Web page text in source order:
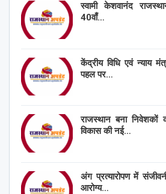
स्वामी केशवानंद
40वाँ…
केंद्रीय विधि एवं न्याय
पहल पर…
राजस्थान बना निवेशकों
विकास की नई…
अंग प्रत्यारोपण में
आरोग्य…